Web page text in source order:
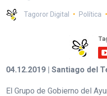
Tagoror Digital Política
04.12.2019 | Santiago del
El Grupo de Gobierno del